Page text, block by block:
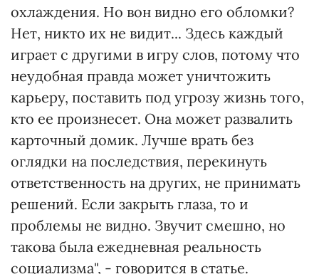
охлаждения. Но вон видно его обломки?
Нет, никто их не видит... Здесь каждый
играет с другими в игру слов, потому что
неудобная правда может уничтожить
карьеру, поставить под угрозу жизнь того,
кто ее произнесет. Она может развалить
карточный домик. Лучше врать без
оглядки на последствия, перекинуть
ответственность на других, не принимать
решений. Если закрыть глаза, то и
проблемы не видно. Звучит смешно, но
такова была ежедневная реальность
социализма", - говорится в статье.